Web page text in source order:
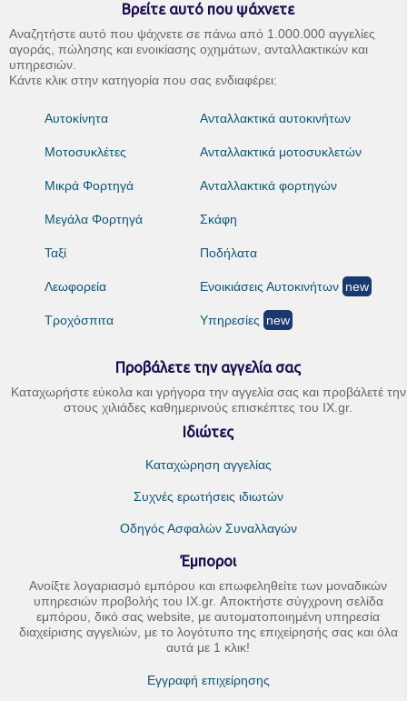
Βρείτε αυτό που ψάχνετε
Αναζητήστε αυτό που ψάχνετε σε πάνω από 1.000.000 αγγελίες
αγοράς, πώλησης και ενοικίασης οχημάτων, ανταλλακτικών και
υπηρεσιών.
Κάντε κλικ στην κατηγορία που σας ενδιαφέρει:
Αυτοκίνητα
Μοτοσυκλέτες
Μικρά Φορτηγά
Μεγάλα Φορτηγά
Ταξί
Λεωφορεία
Τροχόσπιτα
Ανταλλακτικά αυτοκινήτων
Ανταλλακτικά μοτοσυκλετών
Ανταλλακτικά φορτηγών
Σκάφη
Ποδήλατα
Ενοικιάσεις Αυτοκινήτων new
Υπηρεσίες new
Προβάλετε την αγγελία σας
Καταχωρήστε εύκολα και γρήγορα την αγγελία σας και προβάλετέ την
στους χιλιάδες καθημερινούς επισκέπτες του IX.gr.
Ιδιώτες
Καταχώρηση αγγελίας
Συχνές ερωτήσεις ιδιωτών
Οδηγός Ασφαλών Συναλλαγών
Έμποροι
Ανοίξτε λογαριασμό εμπόρου και επωφεληθείτε των μοναδικών
υπηρεσιών προβολής του IX.gr. Αποκτήστε σύγχρονη σελίδα
εμπόρου, δικό σας website, με αυτοματοποιημένη υπηρεσία
διαχείρισης αγγελιών, με το λογότυπο της επιχείρησής σας και όλα
αυτά με 1 κλικ!
Εγγραφή επιχείρησης